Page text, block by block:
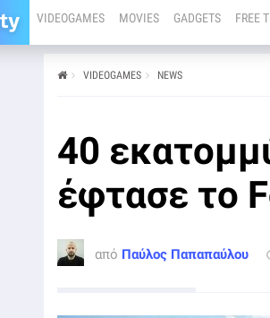
VIDEOGAMES MOVIES GADGETS FREE
VIDEOGAMES NEWS
40
έφτασε το
από Παύλος Παπαπαύλου
το Forza Horizon 5 μέχρι
games, με τον τίτλο να φτάνει